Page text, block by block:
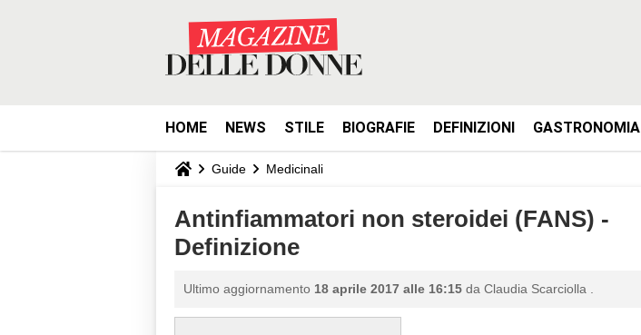
HOME NEWS STILE BIOGRAFIE DEFINIZIONI GASTRONOMIA
Guide Medicinali
Antinfiammatori non steroidei (FANS) -
Definizione
Ultimo aggiornamento 18 aprile 2017 alle 16:15 da Claudia Scarciolla